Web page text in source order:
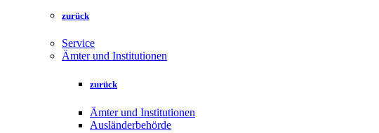
zurück
Service
Ämter und Institutionen
zurück
Ämter und Institutionen
Ausländerbehörde